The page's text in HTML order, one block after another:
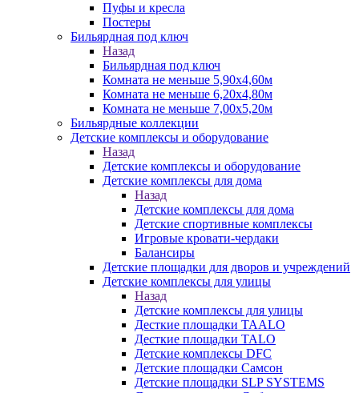
Пуфы и кресла
Постеры
Бильярдная под ключ
Назад
Бильярдная под ключ
Комната не меньше 5,90х4,60м
Комната не меньше 6,20х4,80м
Комната не меньше 7,00х5,20м
Бильярдные коллекции
Детские комплексы и оборудование
Назад
Детские комплексы и оборудование
Детские комплексы для дома
Назад
Детские комплексы для дома
Детские спортивные комплексы
Игровые кровати-чердаки
Балансиры
Детские площадки для дворов и учреждений
Детские комплексы для улицы
Назад
Детские комплексы для улицы
Десткие площадки TAALO
Десткие площадки TALO
Детские комплексы DFC
Детские площадки Самсон
Детские площадки SLP SYSTEMS